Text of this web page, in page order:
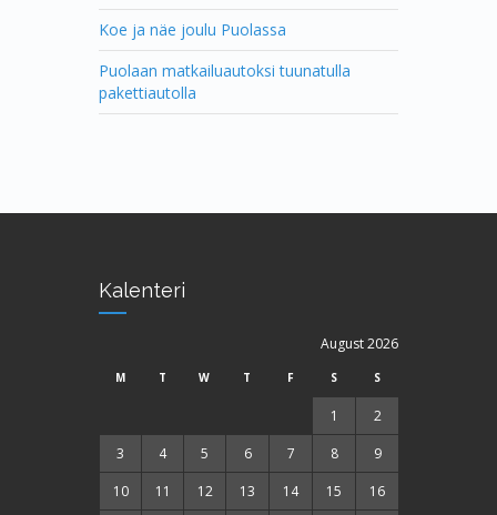
Koe ja näe joulu Puolassa
Puolaan matkailuautoksi tuunatulla
pakettiautolla
Kalenteri
August 2026
M T W T F S S
1
2
3
4 5 6 7 8
9
10
11 12 13 14 15
16